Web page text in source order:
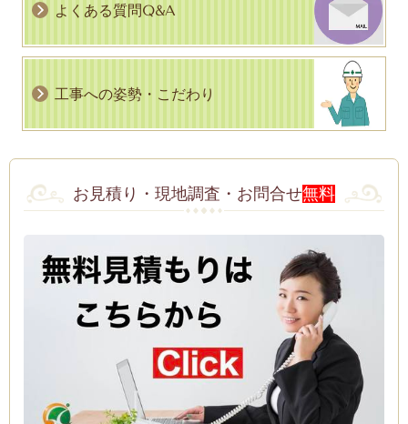
よくある質問Q&A
工事への姿勢・こだわり
お見積り・現地調査・お問合せ無料